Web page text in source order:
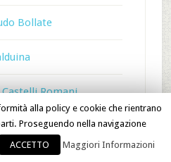
Bollate
Romani
alla policy e cookie che rientrano
Proseguendo nella navigazione
ACCETTO Maggiori Informazioni